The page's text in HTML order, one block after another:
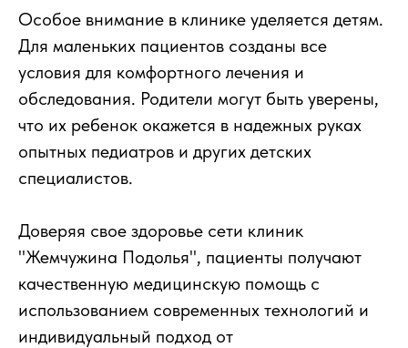
Особое внимание в клинике уделяется детям.
Для маленьких пациентов созданы все
условия для комфортного лечения и
обследования. Родители могут быть уверены,
что их ребенок окажется в надежных руках
опытных педиатров и других детских
специалистов.
Доверяя свое здоровье сети клиник
"Жемчужина Подолья", пациенты получают
качественную медицинскую помощь с
использованием современных технологий и
индивидуальный подход от